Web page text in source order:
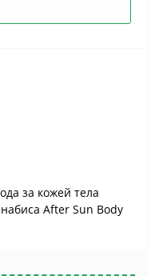
за кожей тела
After Sun Body